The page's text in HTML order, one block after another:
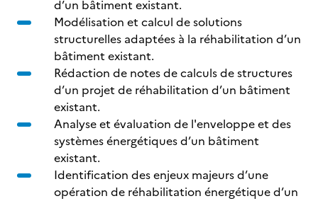
d’un bâtiment existant.
Modélisation et calcul de solutions
structurelles adaptées à la réhabilitation d’un
bâtiment existant.
Rédaction de notes de calculs de structures
d’un projet de réhabilitation d’un bâtiment
existant.
Analyse et évaluation de l'enveloppe et des
systèmes énergétiques d’un bâtiment
existant.
Identification des enjeux majeurs d’une
opération de réhabilitation énergétique d’un